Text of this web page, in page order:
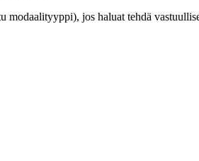
modaalityyppi), jos haluat tehdä